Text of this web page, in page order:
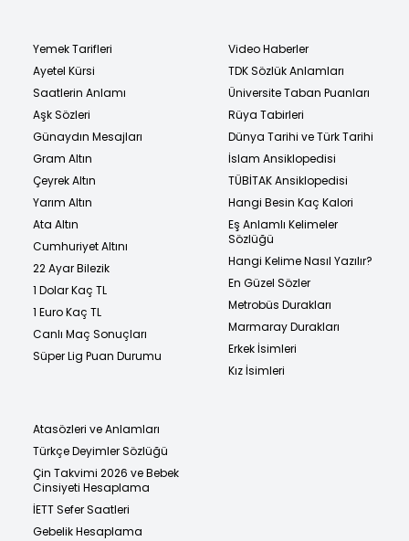
Yemek Tarifleri
Ayetel Kürsi
Saatlerin Anlamı
Aşk Sözleri
Günaydın Mesajları
Gram Altın
Çeyrek Altın
Yarım Altın
Ata Altın
Cumhuriyet Altını
22 Ayar Bilezik
1 Dolar Kaç TL
1 Euro Kaç TL
Canlı Maç Sonuçları
Süper Lig Puan Durumu
Video Haberler
TDK Sözlük Anlamları
Üniversite Taban Puanları
Rüya Tabirleri
Dünya Tarihi ve Türk Tarihi
İslam Ansiklopedisi
TÜBİTAK Ansiklopedisi
Hangi Besin Kaç Kalori
Eş Anlamlı Kelimeler
Sözlüğü
Hangi Kelime Nasıl Yazılır?
En Güzel Sözler
Metrobüs Durakları
Marmaray Durakları
Erkek İsimleri
Kız İsimleri
Atasözleri ve Anlamları
Türkçe Deyimler Sözlüğü
Çin Takvimi 2026 ve Bebek
Cinsiyeti Hesaplama
İETT Sefer Saatleri
Gebelik Hesaplama